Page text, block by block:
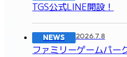
TGS公式LINE開設！
NEWS 2026.7.8
ファミリーゲームパー